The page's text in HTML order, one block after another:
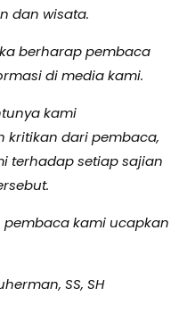
dan wisata.
berharap pembaca
di media kami.
kami
kritikan dari pembaca,
terhadap setiap sajian
kami ucapkan
SS, SH